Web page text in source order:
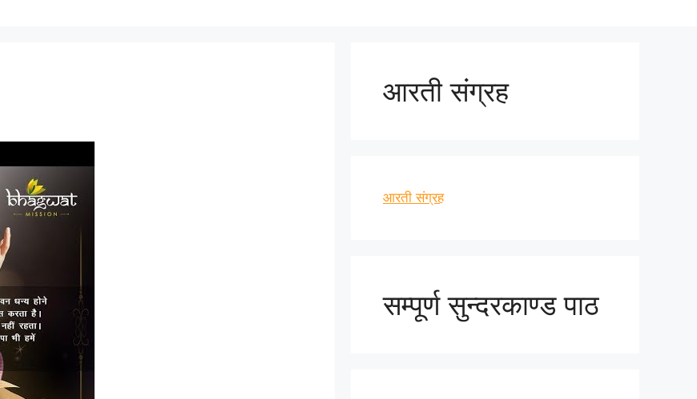
आरती संग्रह
आरती संग्रह
सम्पूर्ण सुन्दरकाण्ड पाठ